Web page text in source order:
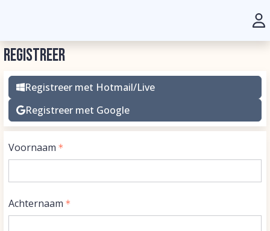
Registreer
Registreer met Google
Registreer met Hotmail/Live
Voornaam
Achternaam